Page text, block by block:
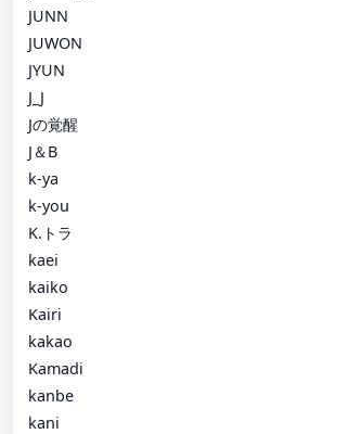
JUNN
JUWON
JYUN
J_J
Jの覚醒
J＆B
k-ya
k-you
K.トラ
kaei
kaiko
Kairi
kakao
Kamadi
kanbe
kani